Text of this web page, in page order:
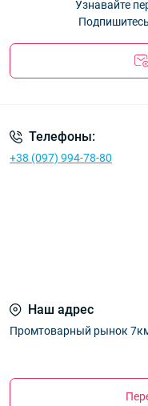
"dots" Корона KW2024-
Узнавайте
Телефоны:
+38 (097) 994-78-80
Наш адрес
Промтоварный рынок